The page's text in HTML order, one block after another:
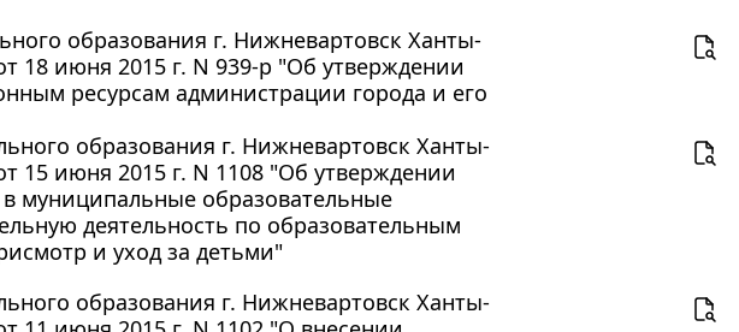
образования г. Нижневартовск Ханты-
18 июня 2015 г. N 939-р "Об утверждении
ресурсам администрации города и его
образования г. Нижневартовск Ханты-
15 июня 2015 г. N 1108 "Об утверждении
муниципальные образовательные
деятельность по образовательным
и уход за детьми"
образования г. Нижневартовск Ханты-